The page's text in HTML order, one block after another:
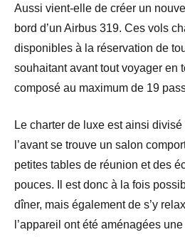
Aussi vient-elle de créer un
bord d’un Airbus 319. Ces vols
disponibles à la réservation de
souhaitant avant tout voyager en
composé au maximum de 19
Le charter de luxe est ainsi
l’avant se trouve un salon
petites tables de réunion et des
pouces. Il est donc à la fois
dîner, mais également de s’y
l’appareil ont été aménagées